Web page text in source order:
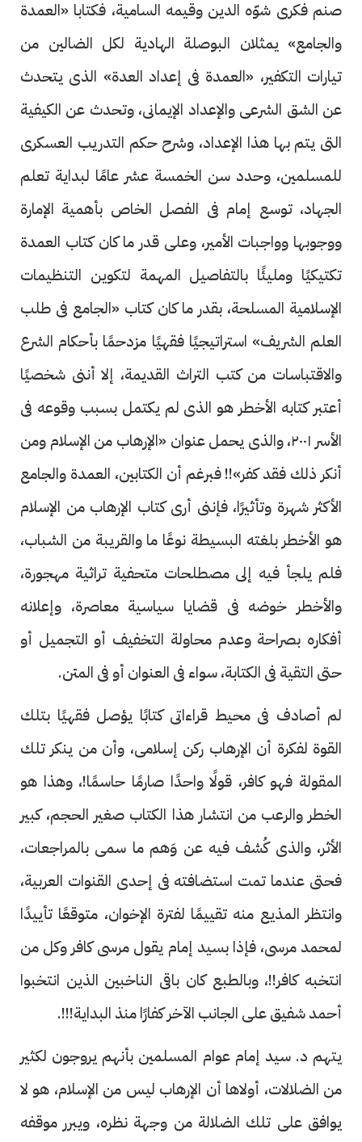
صنم فكرى شوّه الدين وقيمه السامية، فكتابا «العمدة
والجامع» يمثلان البوصلة الهادية لكل الضالين من
تيارات التكفير، «العمدة فى إعداد العدة» الذى يتحدث
عن الشق الشرعى والإعداد الإيمانى، وتحدث عن الكيفية
التى يتم بها هذا الإعداد، وشرح حكم التدريب العسكرى
للمسلمين، وحدد سن الخمسة عشر عامًا لبداية تعلم
الجهاد، توسع إمام فى الفصل الخاص بأهمية الإمارة
ووجوبها وواجبات الأمير، وعلى قدر ما كان كتاب العمدة
تكتيكيًا ومليئًا بالتفاصيل المهمة لتكوين التنظيمات
الإسلامية المسلحة، بقدر ما كان كتاب «الجامع فى طلب
العلم الشريف» استراتيجيًا فقهيًا مزدحمًا بأحكام الشرع
والاقتباسات من كتب التراث القديمة، إلا أننى شخصيًا
أعتبر كتابه الأخطر هو الذى لم يكتمل بسبب وقوعه فى
الأسر ٢٠٠١، والذى يحمل عنوان «الإرهاب من الإسلام ومن
أنكر ذلك فقد كفر»!! فبرغم أن الكتابين، العمدة والجامع
الأكثر شهرة وتأثيرًا، فإننى أرى كتاب الإرهاب من الإسلام
هو الأخطر بلغته البسيطة نوعًا ما والقريبة من الشباب،
فلم يلجأ فيه إلى مصطلحات متحفية تراثية مهجورة،
والأخطر خوضه فى قضايا سياسية معاصرة، وإعلانه
أفكاره بصراحة وعدم محاولة التخفيف أو التجميل أو
حتى التقية فى الكتابة، سواء فى العنوان أو فى المتن.
لم أصادف فى محيط قراءاتى كتابًا يؤصل فقهيًا بتلك
القوة لفكرة أن الإرهاب ركن إسلامى، وأن من ينكر تلك
المقولة فهو كافر، قولًا واحدًا صارمًا حاسمًا!، وهذا هو
الخطر والرعب من انتشار هذا الكتاب صغير الحجم، كبير
الأثر، والذى كُشف فيه عن وَهم ما سمى بالمراجعات،
فحتى عندما تمت استضافته فى إحدى القنوات العربية،
وانتظر المذيع منه تقييمًا لفترة الإخوان، متوقعًا تأييدًا
لمحمد مرسى، فإذا بسيد إمام يقول مرسى كافر وكل من
انتخبه كافر!!، وبالطبع كان باقى الناخبين الذين انتخبوا
أحمد شفيق على الجانب الآخر كفارًا منذ البداية!!!.
يتهم د. سيد إمام عوام المسلمين بأنهم يروجون لكثير
من الضلالات، أولاها أن الإرهاب ليس من الإسلام، هو لا
يوافق على تلك الضلالة من وجهة نظره، ويبرر موقفه